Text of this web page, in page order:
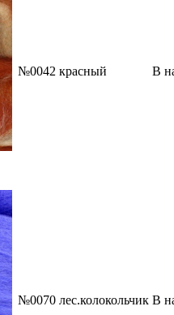
№0042 красный В
№0070 лес.колокольчик В